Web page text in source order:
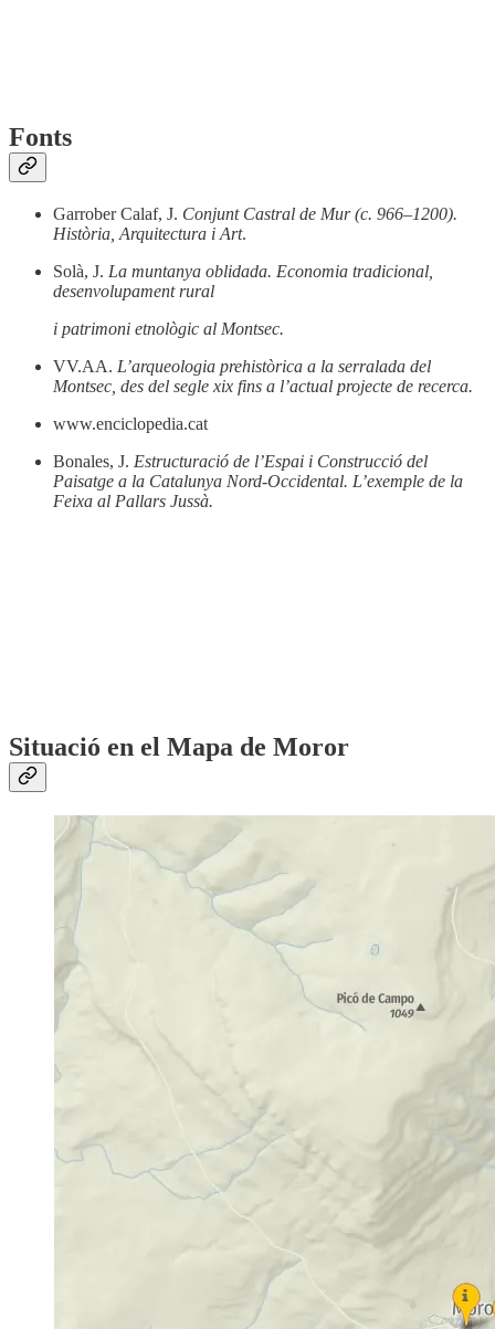
Fonts
Garrober Calaf, J. Conjunt Castral de Mur (c. 966–1200).
Història, Arquitectura i Art.
Solà, J. La muntanya oblidada. Economia tradicional,
desenvolupament rural
i patrimoni etnològic al Montsec.
VV.AA. L’arqueologia prehistòrica a la serralada del
Montsec, des del segle xix fins a l’actual projecte de recerca.
www.enciclopedia.cat
Bonales, J. Estructuració de l’Espai i Construcció del
Paisatge a la Catalunya Nord-Occidental. L’exemple de la
Feixa al Pallars Jussà.
Situació en el Mapa de Moror